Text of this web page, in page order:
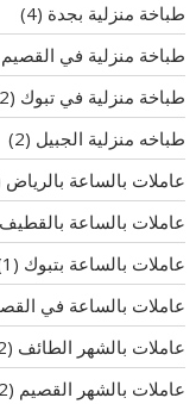
طباخة منزلية بجدة (4)
طباخة منزلية في القصيم
طباخة منزلية في تبوك (2)
طباخه منزلية الجبيل (2)
عاملات بالساعة بالرياض
عاملات بالساعة بالقطيف
عاملات بالساعة بتبوك (1)
عاملات بالساعة في
عاملات بالشهر الطائف (2)
عاملات بالشهر القصيم (2)